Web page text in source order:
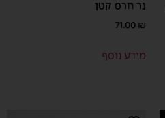
נר חרס קטן
71.00 ₪
מידע נוסף